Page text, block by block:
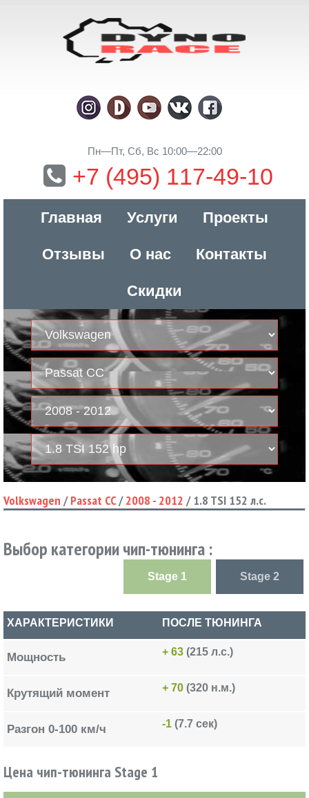
Пн—Пт, Сб, Вс 10:00—22:00
+7 (495) 117-49-10
Главная Услуги Проекты
Отзывы О нас Контакты
Скидки
Volkswagen /Passat CC/2008 - 2012 /1.8 TSI 152 л.с.
Выбор категории чип-тюнинга :
Stage 1 Stage 2
ХАРАКТЕРИСТИКИ ПОСЛЕ ТЮНИНГА
Мощность + 63 (215 л.с.)
Крутящий момент + 70 (320 н.м.)
Разгон 0-100 км/ч -1 (7.7 сек)
Цена чип-тюнинга Stage 1